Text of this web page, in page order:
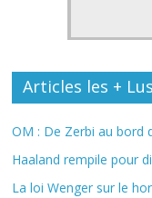
Articles les + Lus
OM : De Zerbi au bord
Haaland rempile pour
La loi Wenger sur le